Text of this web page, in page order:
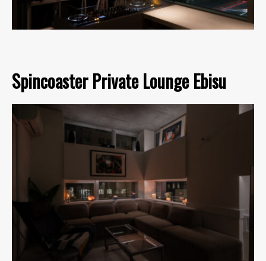
Spincoaster Private Lounge Ebisu